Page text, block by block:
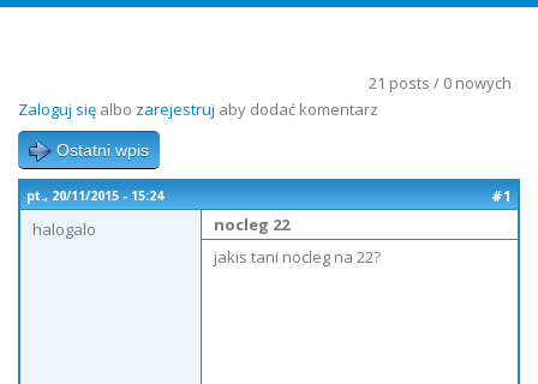
21 posts / 0 nowych
Zaloguj się albo zarejestruj aby dodać komentarz
Ostatni wpis
pt., 20/11/2015 - 15:24
#1
halogalo
nocleg 22
jakis tani nocleg na 22?